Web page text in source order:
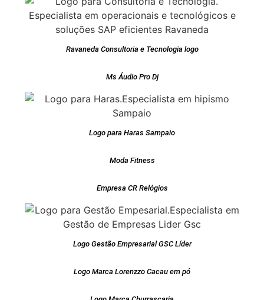
Ravaneda Consultoria e Tecnologia logo
Ms Áudio Pro Dj
Logo para Haras Sampaio
Moda Fitness
Empresa CR Relógios
Logo Gestão Empresarial GSC Líder
Logo Marca Lorenzzo Cacau em pó